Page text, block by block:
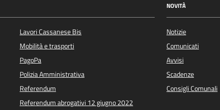
Lavori Cassanese Bis
Mobilità e trasporti
PagoPa
Polizia Amministrativa
Referendum
Referendum abrogativi 12 giugno 2022
NOVITÀ
Notizie
Comunicati
Avvisi
Scadenze
Consigli Comunali